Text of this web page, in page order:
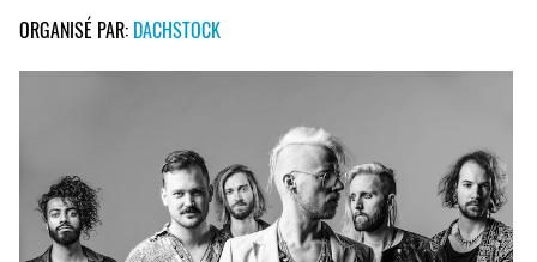
ORGANISÉ PAR: DACHSTOCK